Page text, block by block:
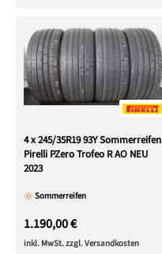
4 x 245/35R19 93Y Sommerreifen
Pirelli PZero Trofeo R AO NEU
2023
Sommerreifen
1.190,00 €
inkl. MwSt. zzgl. Versandkosten